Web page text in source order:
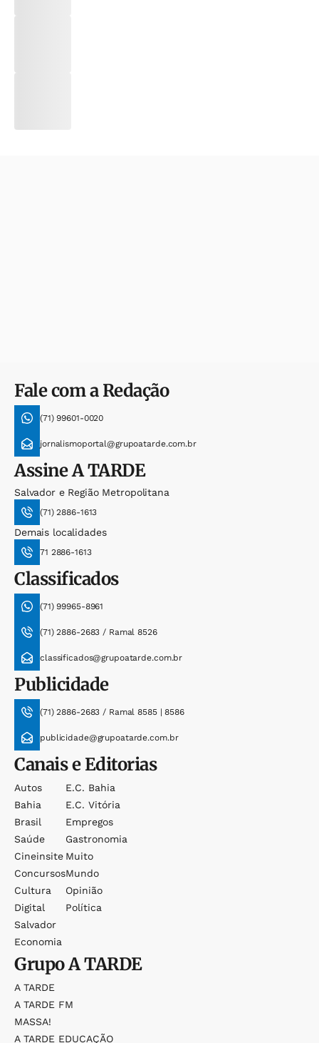
Fale com a Redação
(71) 99601-0020
jornalismoportal@grupoatarde.com.br
AssineA TARDE
Salvador e Região Metropolitana
(71) 2886-1613
Demais localidades
71 2886-1613
Classificados
(71) 99965-8961
(71) 2886-2683 / Ramal 8526
classificados@grupoatarde.com.br
Publicidade
(71) 2886-2683 / Ramal 8585 | 8586
publicidade@grupoatarde.com.br
Canais e Editorias
Autos
Bahia
Brasil
Saúde
Cineinsite
Concursos
Cultura
Digital
Salvador
Economia
E.c. Bahia
E.c. Vitória
Empregos
Gastronomia
Muito
Mundo
Opinião
Política
GrupoA TARDE
A TARDE
A TARDE FM
MASSA!
A TARDE EDUCAÇÃO